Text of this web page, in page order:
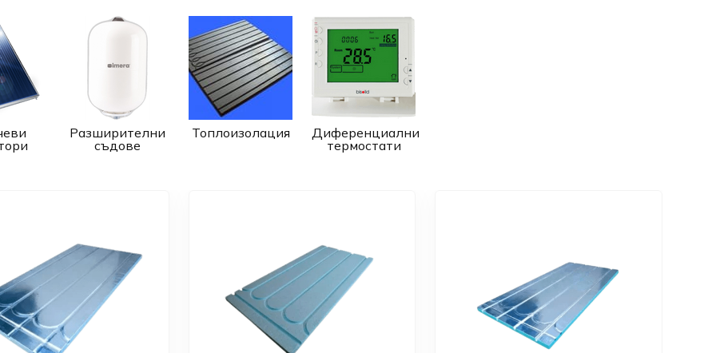
Разширителни
съдове
Топлоизолация
Диференциални
термостати